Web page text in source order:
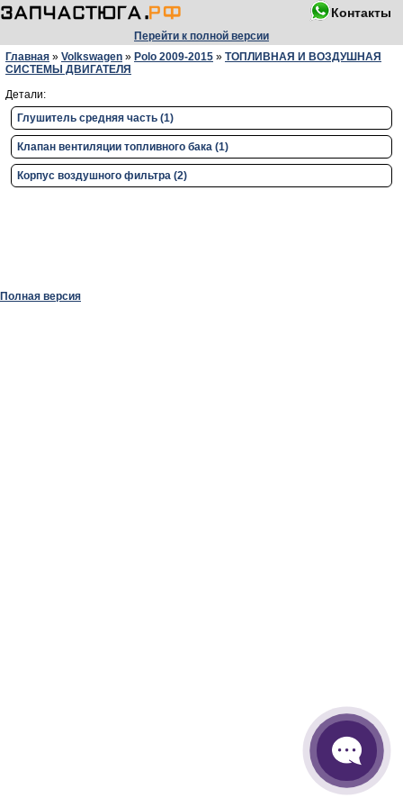
Контакты
Перейти к полной версии
Главная » Volkswagen » Polo 2009-2015 » ТОПЛИВНАЯ И ВОЗДУШНАЯ
СИСТЕМЫ ДВИГАТЕЛЯ
Детали:
Глушитель средняя часть (1)
Клапан вентиляции топливного бака (1)
Корпус воздушного фильтра (2)
Полная версия